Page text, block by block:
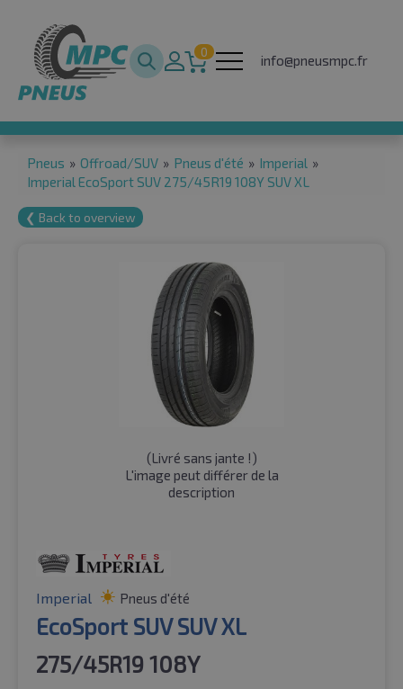
0
info@pneusmpc.fr
Pneus » Offroad/SUV » Pneus d'été » Imperial »
Imperial EcoSport SUV 275/45R19 108Y SUV XL
❮ Back to overview
(Livré sans jante !)
L'image peut différer de la
description
Imperial Pneus d'été
EcoSport SUV SUV XL
275/45R19 108Y